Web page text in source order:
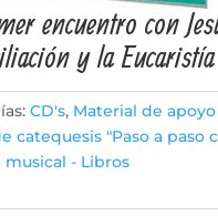
encuentro con
y la
CD's, Material de
catequesis "Paso a paso
musical - Libros